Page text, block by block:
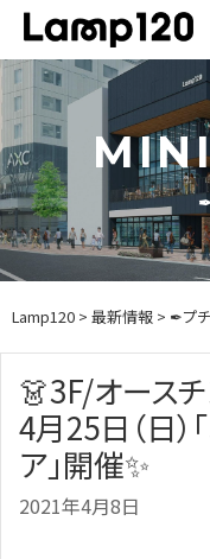
Skip
content
Lamp120 > 最新情報 > ✒プ
👗3F/オースチ
4月25日（日）
ア」開催✨
2021年4月8日